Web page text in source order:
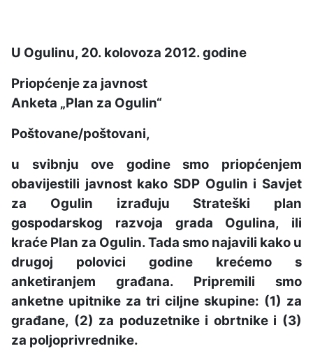
U Ogulinu, 20. kolovoza 2012. godine
Priopćenje za javnost
Anketa „Plan za Ogulin“
Poštovane/poštovani,
u svibnju ove godine smo priopćenjem
obavijestili javnost kako SDP Ogulin i Savjet
za Ogulin izrađuju Strateški plan
gospodarskog razvoja grada Ogulina, ili
kraće Plan za Ogulin. Tada smo najavili kako u
drugoj polovici godine krećemo s
anketiranjem građana. Pripremili smo
anketne upitnike za tri ciljne skupine: (1) za
građane, (2) za poduzetnike i obrtnike i (3)
za poljoprivrednike.